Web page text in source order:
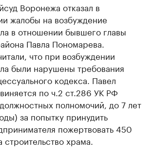
бизнеса на РБК
компании и развивайте личные
Крупнейшие
продавцы
Ознакомьтесь с
Воронежа отказал в
жалобы на возбуждение
в отношении бывшего главы
Павла Пономарева.
что при возбуждении
были нарушены требования
кодекса. Павел
по ч.2 ст.286 УК РФ
полномочий, до 7 лет
за попытку принудить
пожертвовать 450
храма.